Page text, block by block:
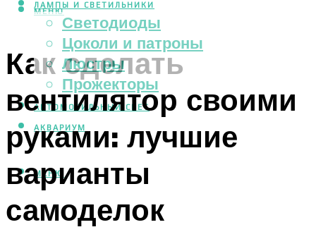
ЛАМПЫ И СВЕТИЛЬНИКИ
Светодиоды
Цоколи и патроны
Люстры
Прожекторы
АВТОМОБИЛЬНЫЙ СВЕТ
АКВАРИУМ
МЕНЮ
МЕНЮ
Как сделать
вентилятор своими
руками: лучшие
варианты
самоделок